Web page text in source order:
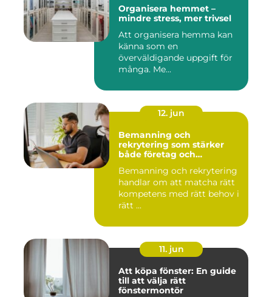
Organisera hemmet –
mindre stress, mer trivsel
Att organisera hemma kan
känna som en
överväldigande uppgift för
många. Me...
12. jun
Bemanning och
rekrytering som stärker
både företag och
Bemanning och rekrytering
handlar om att matcha rätt
kompetens med rätt behov i
rätt ...
11. jun
Att köpa fönster: En guide
till att välja rätt
fönstermontör